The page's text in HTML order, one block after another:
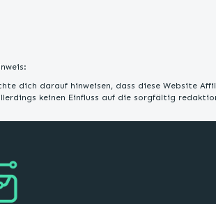
dich darauf hinweisen, dass diese Website
keinen Einfluss auf die sorgfältig